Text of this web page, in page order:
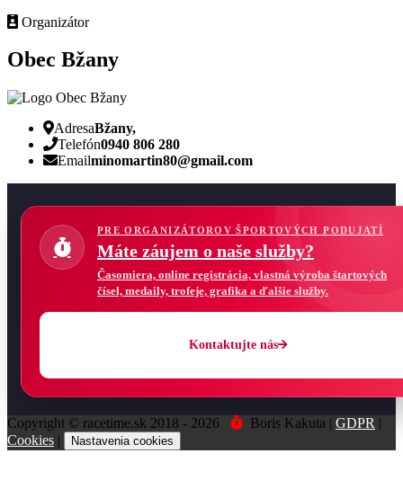
Organizátor
Obec Bžany
AdresaBžany,
Telefón0940 806 280
Emailminomartin80@gmail.com
PRE ORGANIZÁTOROV ŠPORTOVÝCH PODUJATÍ
Máte záujem o naše služby?
Časomiera, online registrácia, vlastná výroba štartových
čísel, medaily, trofeje, grafika a ďalšie služby.
Kontaktujte nás
Copyright © racetime.sk 2018 - 2026 Boris Kakuta | GDPR |
Cookies | Nastavenia cookies